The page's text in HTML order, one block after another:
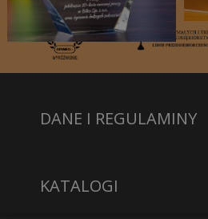
DANE I REGULAMINY
Polityka prywatności
KATALOGI